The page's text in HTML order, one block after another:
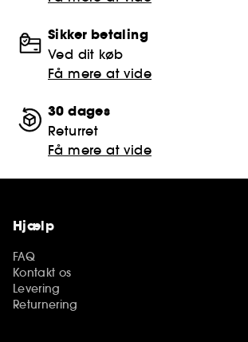
Sikker betaling
Ved dit køb
Få mere at vide
30 dages
Returret
Få mere at vide
Hjælp
FAQ
Kontakt os
Levering
Returnering